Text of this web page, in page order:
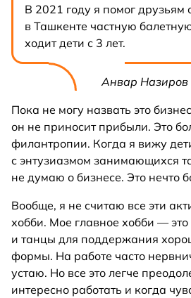
В 2021 году я помог друзьям
в Ташкенте частную
ходит дети с 3 лет.
Анвар Назиров
Пока не могу назвать это
он не приносит прибыли. Это
филантропии. Когда я вижу
с энтузиазмом занимающихся
не думаю о бизнесе. Это нечто
Вообще, я не считаю все эти
хобби. Мое главное хобби — это
и танцы для поддержания
формы. На работе часто
устаю. Но все это легче
интересно работать и когда